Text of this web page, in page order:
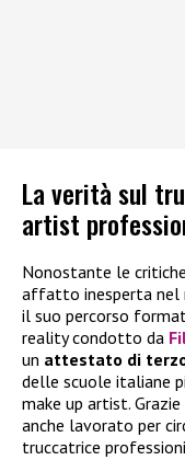
La verità sul
artist
Nonostante le
affatto inesperta nel
il suo percorso
reality condotto da
un attestato di
delle scuole italiane
make up artist.
anche lavorato per
truccatrice